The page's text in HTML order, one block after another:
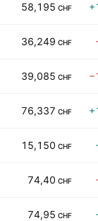
58,195 CHF
36,249 CHF
39,085 CHF
76,337 CHF
15,150 CHF
74,40 CHF
74,95 CHF